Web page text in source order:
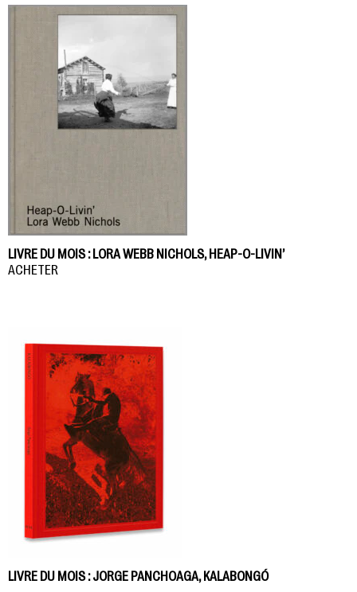
LIVRE DU MOIS : LORA WEBB NICHOLS, HEAP-O-LIVIN’
ACHETER
LIVRE DU MOIS : JORGE PANCHOAGA, KALABONGÓ